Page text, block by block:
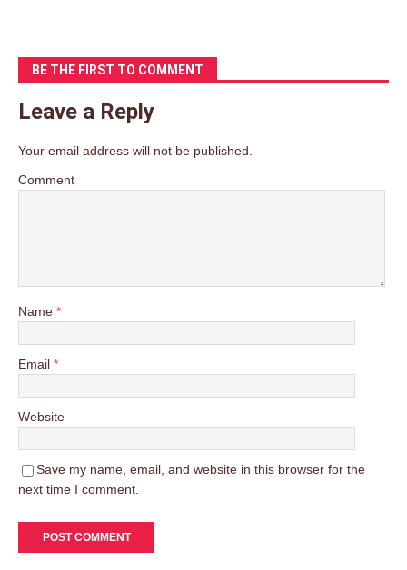
BE THE FIRST TO COMMENT
Leave a Reply
Your email address will not be published.
Comment
Name *
Email *
Website
Save my name, email, and website in this browser for the
next time I comment.